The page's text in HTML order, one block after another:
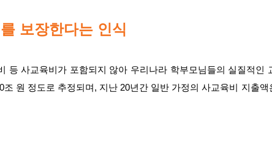
보장한다는 인식
등 사교육비가 포함되지 않아 우리나라 학부모님들의 실질적인
원 정도로 추정되며, 지난 20년간 일반 가정의 사교육비 지출